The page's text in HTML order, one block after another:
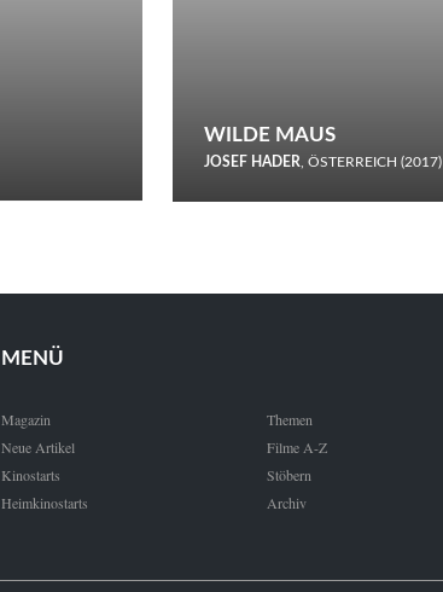
WILDE MAUS
JOSEF HADER, ÖSTERREICH (2017)
Schnee.
MENÜ
Magazin
Neue Artikel
Kinostarts
Heimkinostarts
Themen
Filme A-Z
Stöbern
Archiv